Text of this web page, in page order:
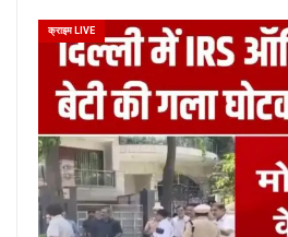
क्राइम LIVE